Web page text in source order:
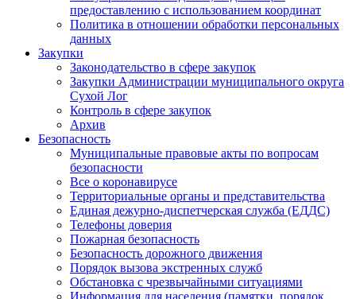
предоставлению с использованием координат
Политика в отношении обработки персональных
данных
Закупки
Законодательство в сфере закупок
Закупки Администрации муниципального округа
Сухой Лог
Контроль в сфере закупок
Архив
Безопасность
Муниципальные правовые акты по вопросам
безопасности
Все о коронавирусе
Территориальные органы и представительства
Единая дежурно-диспетчерская служба (ЕДДС)
Телефоны доверия
Пожарная безопасность
Безопасность дорожного движения
Порядок вызова экстренных служб
Обстановка с чрезвычайными ситуациями
Информация для населения (памятки, порядок